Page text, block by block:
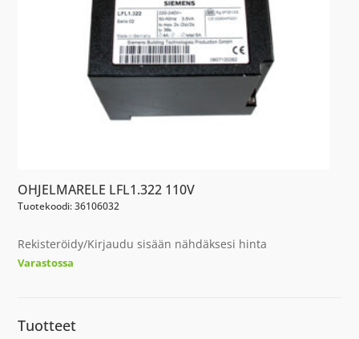
OHJELMARELE LFL1.322 110V
Tuotekoodi: 36106032
Rekisteröidy/Kirjaudu sisään nähdäksesi hinta
Varastossa
Tuotteet